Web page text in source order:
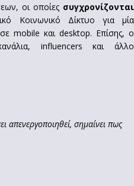
οι οποίες συγχρονίζονται
Κοινωνικό Δίκτυο για μία
mobile και desktop. Επίσης, ο
influencers και άλλο
απενεργοποιηθεί, σημαίνει πως